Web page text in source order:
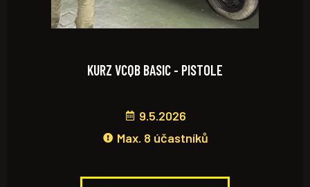
KURZ VCQB BASIC - PISTOLE
9.5.2026
Max. 8 účastníků